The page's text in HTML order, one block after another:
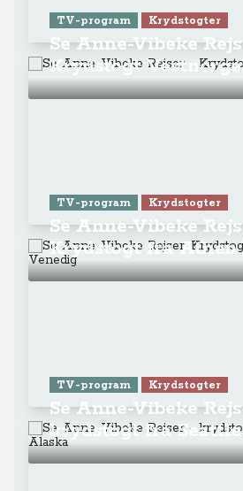
TV-program Krydstogter
Se Anne-Vibeke
Krydstogt Vestnorge
TV-program Krydstogter
Se Anne-Vibeke
Krydstogt fra Athen
TV-program Krydstogter
Se Anne-Vibeke
krydstogt fra